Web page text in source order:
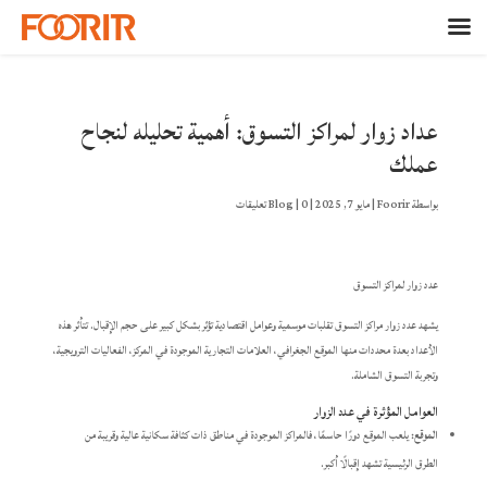
عداد زوار لمراكز التسوق: أهمية تحليله لنجاح
عملك
بواسطةFoorir
|مايو 7, 2025 |
Blog|0 تعليقات
عدد زوار لمراكز التسوق
يشهد عدد زوار مراكز التسوق تقلبات موسمية وعوامل اقتصادية تؤثر بشكل كبير على حجم الإقبال. تتأثر هذه
الأعداد بعدة محددات منها الموقع الجغرافي، العلامات التجارية الموجودة في المركز، الفعاليات الترويجية،
وتجربة التسوق الشاملة.
العوامل المؤثرة في عدد الزوار
الموقع:يلعب الموقع دورًا حاسمًا، فالمراكز الموجودة في مناطق ذات كثافة سكانية عالية وقريبة من
الطرق الرئيسية تشهد إقبالًا أكبر.